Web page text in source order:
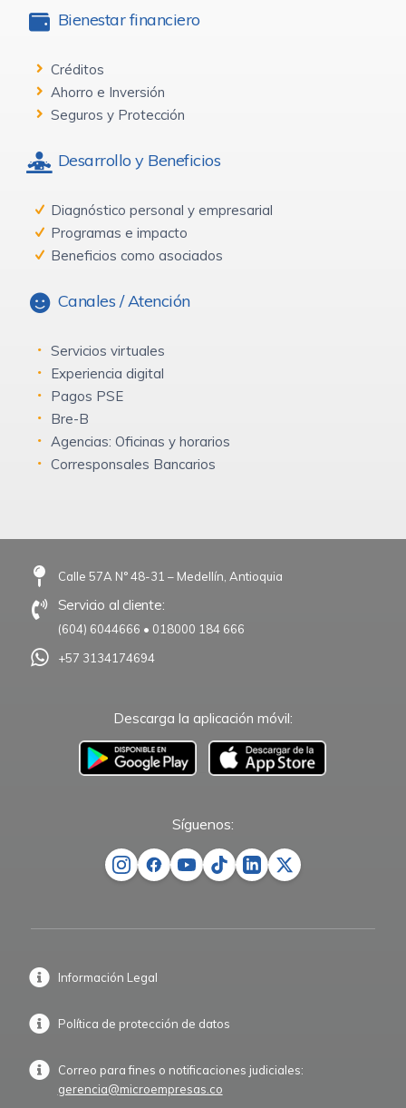
Bienestar financiero
Créditos
Ahorro e Inversión
Seguros y Protección
Desarrollo y Beneficios
Diagnóstico personal y empresarial
Programas e impacto
Beneficios como asociados
Canales / Atención
Servicios virtuales
Experiencia digital
Pagos PSE
Bre-B
Agencias: Oficinas y horarios
Corresponsales Bancarios
Calle 57A N° 48-31 – Medellín, Antioquia
Servicio al cliente:
(604) 6044666 • 018000 184 666
+57 3134174694
Descarga la aplicación móvil:
–
Síguenos:
Información Legal
Política de protección de datos
Correo para fines o notificaciones judiciales:
gerencia@microempresas.co